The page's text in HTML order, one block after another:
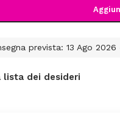
prevista: 13 Ago 2026
lista dei desideri